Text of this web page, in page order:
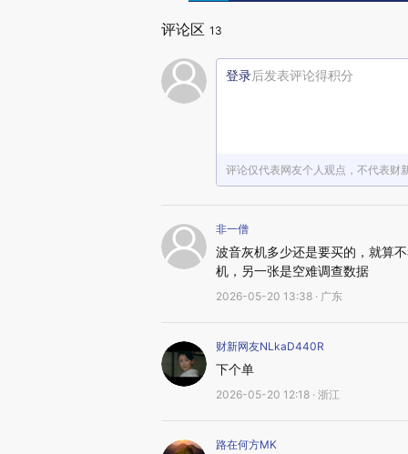
评论区 13
登录后发表评论得积分
评论仅代表网友个人观点，不代表财
非一僧
波音灰机多少还是要买的，就算
机，另一张是空难调查数据
2026-05-20 13:38 · 广东
财新网友NLkaD440R
下个单
2026-05-20 12:18 · 浙江
路在何方MK